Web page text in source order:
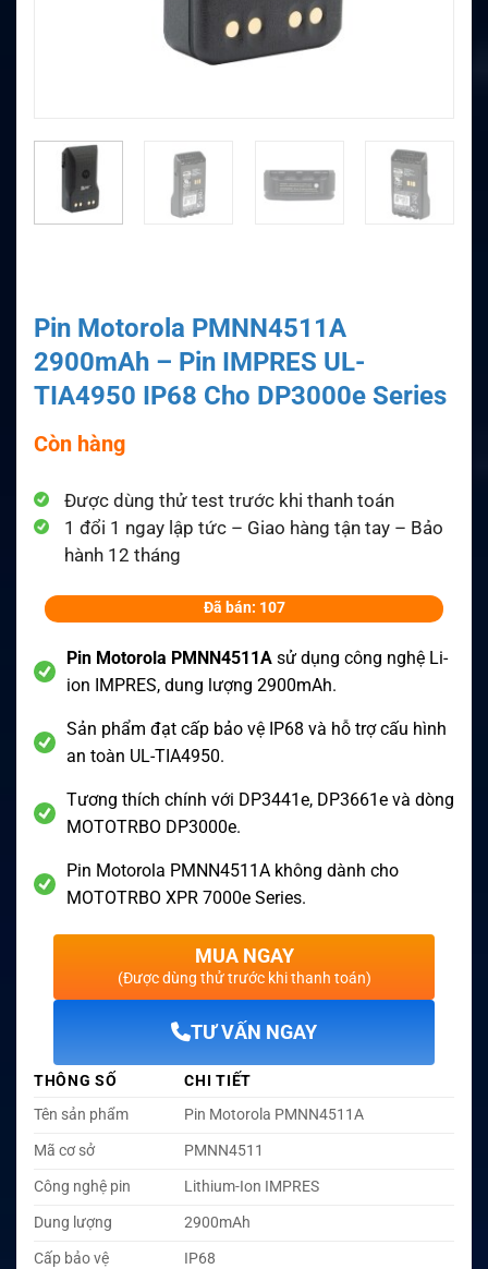
Pin Motorola PMNN4511A
2900mAh – Pin IMPRES UL-
TIA4950 IP68 Cho DP3000e Series
Còn hàng
Được dùng thử test trước khi thanh toán
1 đổi 1 ngay lập tức – Giao hàng tận tay – Bảo
hành 12 tháng
Đã bán: 107
Pin Motorola PMNN4511A sử dụng công nghệ Li-
ion IMPRES, dung lượng 2900mAh.
Sản phẩm đạt cấp bảo vệ IP68 và hỗ trợ cấu hình
an toàn UL-TIA4950.
Tương thích chính với DP3441e, DP3661e và dòng
MOTOTRBO DP3000e.
Pin Motorola PMNN4511A không dành cho
MOTOTRBO XPR 7000e Series.
MUA NGAY
(Được dùng thử trước khi thanh toán)
TƯ VẤN NGAY
THÔNG SỐ
CHI TIẾT
Tên sản phẩm
Pin Motorola PMNN4511A
Mã cơ sở
PMNN4511
Công nghệ pin
Lithium-Ion IMPRES
Dung lượng
2900mAh
Cấp bảo vệ
IP68